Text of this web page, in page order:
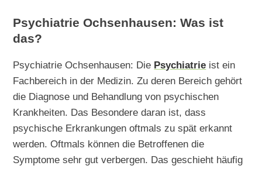
Psychiatrie Ochsenhausen: Was ist
das?
Psychiatrie Ochsenhausen: Die Psychiatrie ist ein
Fachbereich in der Medizin. Zu deren Bereich gehört
die Diagnose und Behandlung von psychischen
Krankheiten. Das Besondere daran ist, dass
psychische Erkrankungen oftmals zu spät erkannt
werden. Oftmals können die Betroffenen die
Symptome sehr gut verbergen. Das geschieht häufig